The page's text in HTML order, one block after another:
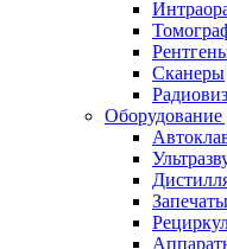
Сканеры
Оборудование